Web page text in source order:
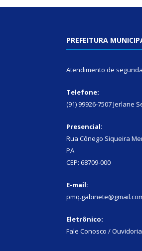
PREFEITURA
Atendimento de
Telefone:
(91) 99926-7507 Jerlane
Presencial:
Rua Cônego Siqueira
PA
CEP: 68709-000
E-mail:
Eletrônico:
Fale Conosco /